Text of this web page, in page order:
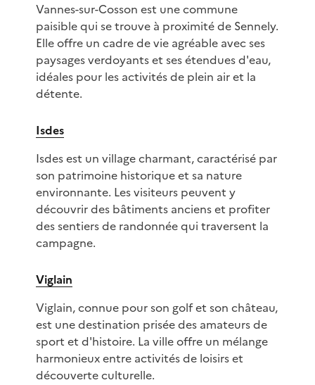
Vannes-sur-Cosson est une commune
paisible qui se trouve à proximité de Sennely.
Elle offre un cadre de vie agréable avec ses
paysages verdoyants et ses étendues d'eau,
idéales pour les activités de plein air et la
détente.
Isdes
Isdes est un village charmant, caractérisé par
son patrimoine historique et sa nature
environnante. Les visiteurs peuvent y
découvrir des bâtiments anciens et profiter
des sentiers de randonnée qui traversent la
campagne.
Viglain
Viglain, connue pour son golf et son château,
est une destination prisée des amateurs de
sport et d'histoire. La ville offre un mélange
harmonieux entre activités de loisirs et
découverte culturelle.